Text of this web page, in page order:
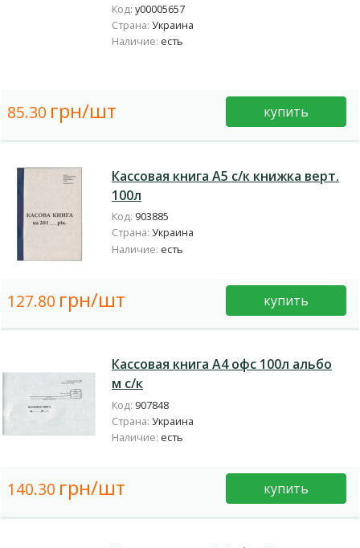
Код: у00005657
Страна: Украина
Наличие: есть
85.30 грн/шт купить
Кассовая книга А5 с/к книжка верт.
100л
Код: 903885
Страна: Украина
Наличие: есть
127.80 грн/шт купить
Кассовая книга А4 офс 100л альбо
м с/к
Код: 907848
Страна: Украина
Наличие: есть
140.30 грн/шт купить